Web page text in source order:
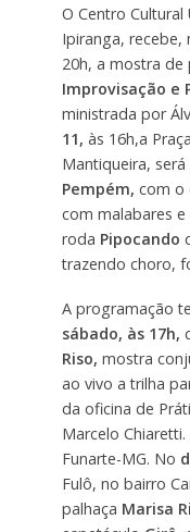
O Centro
Ipiranga, recebe,
20h, a mostra de
Improvisação e
ministrada por
11, às 16h,a
Mantiqueira,
Pempém, com o
com malabares
roda Pipocando
trazendo choro,
A programação
sábado, às 17h,
Riso, mostra
ao vivo a trilha
da oficina de
Marcelo
Funarte-MG. No
Fulô, no bairro
palhaça Marisa